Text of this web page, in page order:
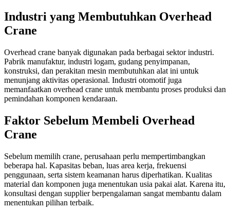
Industri yang Membutuhkan Overhead
Crane
Overhead crane banyak digunakan pada berbagai sektor industri.
Pabrik manufaktur, industri logam, gudang penyimpanan,
konstruksi, dan perakitan mesin membutuhkan alat ini untuk
menunjang aktivitas operasional. Industri otomotif juga
memanfaatkan overhead crane untuk membantu proses produksi dan
pemindahan komponen kendaraan.
Faktor Sebelum Membeli Overhead
Crane
Sebelum memilih crane, perusahaan perlu mempertimbangkan
beberapa hal. Kapasitas beban, luas area kerja, frekuensi
penggunaan, serta sistem keamanan harus diperhatikan. Kualitas
material dan komponen juga menentukan usia pakai alat. Karena itu,
konsultasi dengan supplier berpengalaman sangat membantu dalam
menentukan pilihan terbaik.